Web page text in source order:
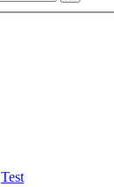
Test